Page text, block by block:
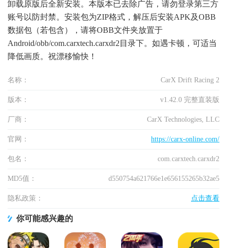
卸载原版后全新安装。本版本已去除广告，请勿登录第三方
账号以防封禁。安装包为ZIP格式，解压后安装APK及OBB
数据包（若包含），请将OBB文件夹放置于
Android/obb/com.carxtech.carxdr2目录下。如遇卡顿，可适当
降低画质。祝漂移愉快！
名称： CarX Drift Racing 2
版本： v1.42.0 完整直装版
厂商： CarX Technologies, LLC
官网： https://carx-online.com/
包名： com.carxtech.carxdr2
MD5值： d550754a621766e1e656155265b32ae5
隐私政策： 点击查看
你可能感兴趣的